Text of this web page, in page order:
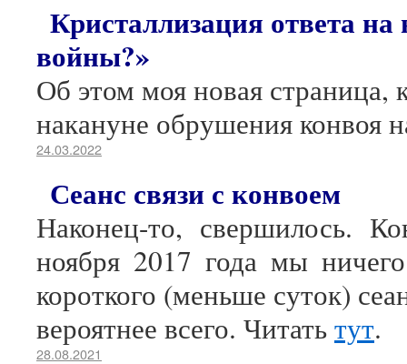
Кристаллизация ответа
войны?»
Об этом моя новая страница,
накануне обрушения конвоя
24.03.2022
Сеанс связи с конвоем
Наконец-то, свершилось.
ноября 2017 года мы
короткого (меньше суток)
вероятнее всего. Читатьтут.
28.08.2021